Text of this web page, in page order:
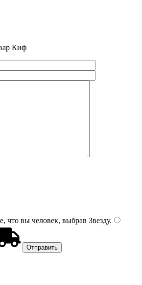
Киф
что вы человек, выбрав Звезду.